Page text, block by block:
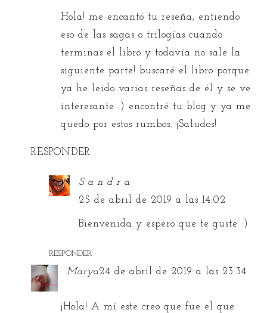
Hola! me encantó tu reseña, entiendo
eso de las sagas o trilogías cuando
terminas el libro y todavía no sale la
siguiente parte! buscaré el libro porque
ya he leído varias reseñas de él y se ve
interesante :) encontré tu blog y ya me
quedo por estos rumbos. ¡Saludos!
RESPONDER
S a n d r a
25 de abril de 2019 a las 14:02
Bienvenida y espero que te guste :)
RESPONDER
Marya24 de abril de 2019 a las 23:34
¡Hola! A mí este creo que fue el que